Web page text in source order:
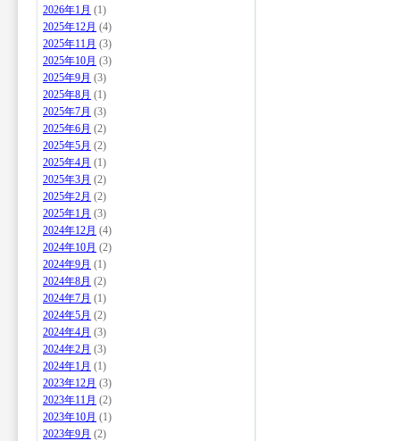
2026年1月 (1)
2025年12月 (4)
2025年11月 (3)
2025年10月 (3)
2025年9月 (3)
2025年8月 (1)
2025年7月 (3)
2025年6月 (2)
2025年5月 (2)
2025年4月 (1)
2025年3月 (2)
2025年2月 (2)
2025年1月 (3)
2024年12月 (4)
2024年10月 (2)
2024年9月 (1)
2024年8月 (2)
2024年7月 (1)
2024年5月 (2)
2024年4月 (3)
2024年2月 (3)
2024年1月 (1)
2023年12月 (3)
2023年11月 (2)
2023年10月 (1)
2023年9月 (2)